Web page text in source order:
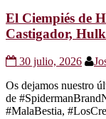
El Ciempiés de
Castigador,
30 julio, 2026
Os dejamos nuestro
de
#MalaBestia,